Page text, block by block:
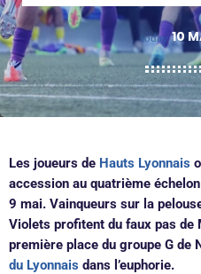
today 10
Les joueurs de Hauts Lyonnais
accession au quatrième
9 mai. Vainqueurs sur la
Violets profitent du faux pas de
première place du groupe G de
du Lyonnais dans l’euphorie.